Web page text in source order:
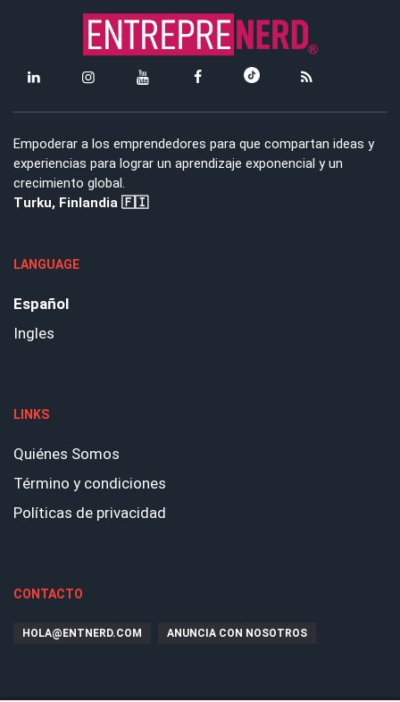
Empoderar a los emprendedores para que compartan ideas y
experiencias para lograr un aprendizaje exponencial y un
crecimiento global.
Turku, Finlandia 🇫🇮
LANGUAGE
Español
Ingles
LINKS
Quiénes Somos
Término y condiciones
Políticas de privacidad
CONTACTO
HOLA@ENTNERD.COM ANUNCIA CON NOSOTROS